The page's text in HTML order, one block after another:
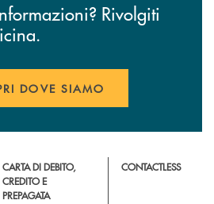
Rivolgiti
DOVE SIAMO
CARTA DI DEBITO,
CREDITO E
PREPAGATA
CONTACTLESS